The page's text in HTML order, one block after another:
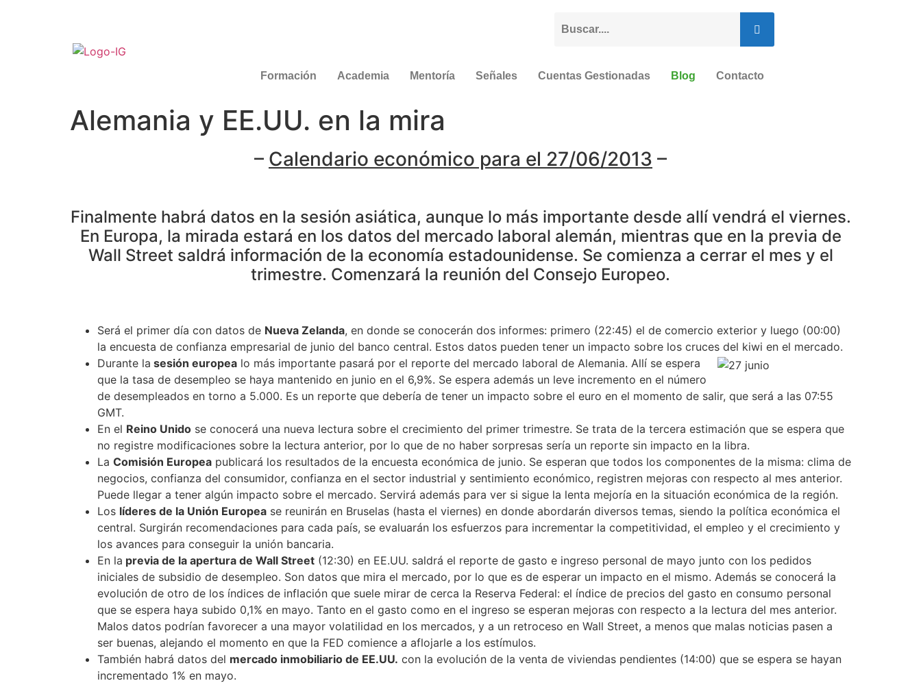
Formación Academia Mentoría Señales Cuentas Gestionadas Blog Contacto
Alemania y EE.UU. en la mira
– Calendario económico para el 27/06/2013 –
Finalmente habrá datos en la sesión asiática, aunque lo más importante desde allí vendrá el viernes.
En Europa, la mirada estará en los datos del mercado laboral alemán, mientras que en la previa de
Wall Street saldrá información de la economía estadounidense. Se comienza a cerrar el mes y el
trimestre. Comenzará la reunión del Consejo Europeo.
Será el primer día con datos de Nueva Zelanda, en donde se conocerán dos informes: primero (22:45) el de comercio exterior y luego (00:00)
la encuesta de confianza empresarial de junio del banco central. Estos datos pueden tener un impacto sobre los cruces del kiwi en el mercado.
Durante la sesión europea lo más importante pasará por el reporte del mercado laboral de Alemania. Allí se espera
que la tasa de desempleo se haya mantenido en junio en el 6,9%. Se espera además un leve incremento en el número
de desempleados en torno a 5.000. Es un reporte que debería de tener un impacto sobre el euro en el momento de salir, que será a las 07:55
GMT.
En el Reino Unido se conocerá una nueva lectura sobre el crecimiento del primer trimestre. Se trata de la tercera estimación que se espera que
no registre modificaciones sobre la lectura anterior, por lo que de no haber sorpresas sería un reporte sin impacto en la libra.
La Comisión Europea publicará los resultados de la encuesta económica de junio. Se esperan que todos los componentes de la misma: clima de
negocios, confianza del consumidor, confianza en el sector industrial y sentimiento económico, registren mejoras con respecto al mes anterior.
Puede llegar a tener algún impacto sobre el mercado. Servirá además para ver si sigue la lenta mejoría en la situación económica de la región.
Los líderes de la Unión Europea se reunirán en Bruselas (hasta el viernes) en donde abordarán diversos temas, siendo la política económica el
central. Surgirán recomendaciones para cada país, se evaluarán los esfuerzos para incrementar la competitividad, el empleo y el crecimiento y
los avances para conseguir la unión bancaria.
En la previa de la apertura de Wall Street (12:30) en EE.UU. saldrá el reporte de gasto e ingreso personal de mayo junto con los pedidos
iniciales de subsidio de desempleo. Son datos que mira el mercado, por lo que es de esperar un impacto en el mismo. Además se conocerá la
evolución de otro de los índices de inflación que suele mirar de cerca la Reserva Federal: el índice de precios del gasto en consumo personal
que se espera haya subido 0,1% en mayo. Tanto en el gasto como en el ingreso se esperan mejoras con respecto a la lectura del mes anterior.
Malos datos podrían favorecer a una mayor volatilidad en los mercados, y a un retroceso en Wall Street, a menos que malas noticias pasen a
ser buenas, alejando el momento en que la FED comience a aflojarle a los estímulos.
También habrá datos del mercado inmobiliario de EE.UU. con la evolución de la venta de viviendas pendientes (14:00) que se espera se hayan
incrementado 1% en mayo.